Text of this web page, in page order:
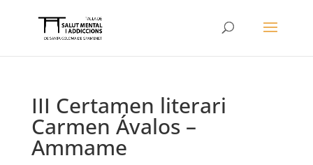
III Certamen literari
Carmen Ávalos –
Ammame